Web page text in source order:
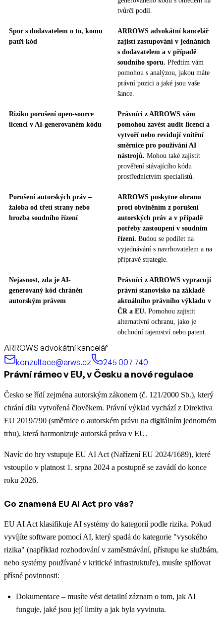
tvůrčí podíl.
Spor s dodavatelem o to, komu
patří kód
ARROWS advokátní kancelář
zajistí zastupování v jednáních
s dodavatelem a v případě
soudního sporu. Předtím vám
pomohou s analýzou, jakou máte
právní pozici a jaké jsou vaše
šance.
Riziko porušení open-source
licencí v AI-generovaném kódu
Právníci z ARROWS vám
pomohou zavést audit licencí a
vytvoří nebo revidují vnitřní
směrnice pro používání AI
nástrojů. Mohou také zajistit
prověření stávajícího kódu
prostřednictvím specialistů.
Porušení autorských práv –
žaloba od třetí strany nebo
hrozba soudního řízení
ARROWS poskytne obranu
proti obviněním z porušení
autorských práv a v případě
potřeby zastoupení v soudním
řízení. Budou se podílet na
vyjednávání s navrhovatelem a na
přípravě strategie.
Nejasnost, zda je AI-
generovaný kód chráněn
autorským právem
Právníci z ARROWS vypracují
právní stanovisko na základě
aktuálního právního výkladu v
ČR a EU. Pomohou zajistit
alternativní ochranu, jako je
obchodní tajemství nebo patent.
ARROWS advokátní kancelář
konzultace@arws.cz
245 007 740
Právní rámec v EU, v Česku a nové regulace
Česko se řídí zejména autorským zákonem (č. 121/2000 Sb.), který
chrání díla vytvořená člověkem. Právní výklad vychází z Direktiva
EU 2019/790 (směrnice o autorském právu na digitálním jednotném
trhu), která harmonizuje autorská práva v EU.
Navíc do hry vstupuje EU AI Act (Nařízení EU 2024/1689), které
vstoupilo v platnost 1. srpna 2024 a postupně se zavádí do konce
roku 2026.
Co znamená EU AI Act pro vás?
EU AI Act klasifikuje AI systémy do kategorií podle rizika. Pokud
vyvíjíte software pomocí AI, který spadá do kategorie "vysokého
rizika" (například rozhodování v zaměstnávání, přístupu ke službám,
nebo systémy používané v kritické infrastruktuře), musíte splňovat
přísné povinnosti:
Dokumentace – musíte vést detailní záznam o tom, jak AI
funguje, jaké jsou její limity a jak byla vyvinuta.